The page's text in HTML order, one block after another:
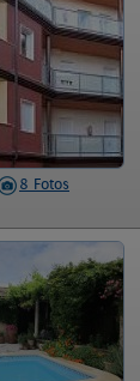
8 Fotos